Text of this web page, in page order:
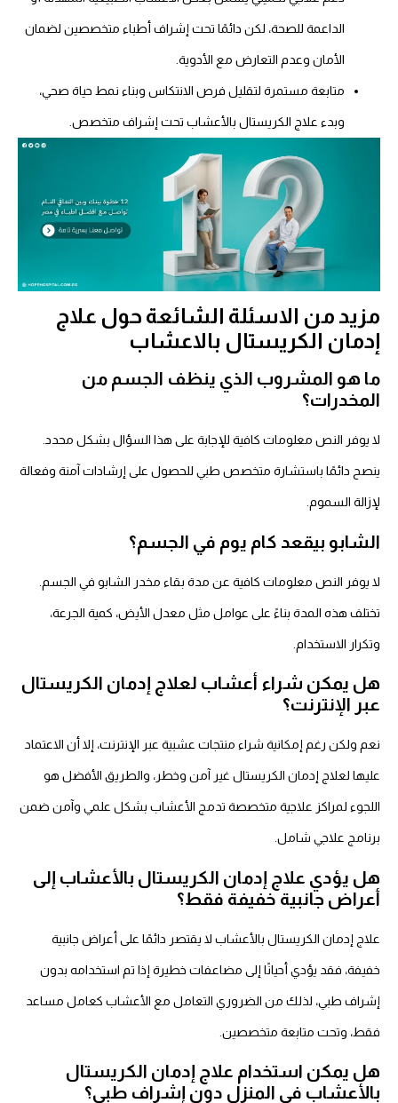
الداعمة للصحة، لكن دائمًا تحت إشراف أطباء متخصصين لضمان
الأمان وعدم التعارض مع الأدوية.
متابعة مستمرة لتقليل فرص الانتكاس وبناء نمط حياة صحي،
وبدء علاج الكريستال بالأعشاب تحت إشراف متخصص.
مزيد من الاسئلة الشائعة حول علاج
إدمان الكريستال بالاعشاب
ما هو المشروب الذي ينظف الجسم من
المخدرات؟
لا يوفر النص معلومات كافية للإجابة على هذا السؤال بشكل محدد.
ينصح دائمًا باستشارة متخصص طبي للحصول على إرشادات آمنة وفعالة
لإزالة السموم.
الشابو بيقعد كام يوم في الجسم؟
لا يوفر النص معلومات كافية عن مدة بقاء مخدر الشابو في الجسم.
تختلف هذه المدة بناءً على عوامل مثل معدل الأيض، كمية الجرعة،
وتكرار الاستخدام.
هل يمكن شراء أعشاب لعلاج إدمان الكريستال
عبر الإنترنت؟
نعم ولكن رغم إمكانية شراء منتجات عشبية عبر الإنترنت، إلا أن الاعتماد
عليها لعلاج إدمان الكريستال غير آمن وخطر، والطريق الأفضل هو
اللجوء لمراكز علاجية متخصصة تدمج الأعشاب بشكل علمي وآمن ضمن
برنامج علاجي شامل.
هل يؤدي علاج إدمان الكريستال بالأعشاب إلى
أعراض جانبية خفيفة فقط؟
علاج إدمان الكريستال بالأعشاب لا يقتصر دائمًا على أعراض جانبية
خفيفة، فقد يؤدي أحيانًا إلى مضاعفات خطيرة إذا تم استخدامه بدون
إشراف طبي، لذلك من الضروري التعامل مع الأعشاب كعامل مساعد
فقط، وتحت متابعة متخصصين.
هل يمكن استخدام علاج إدمان الكريستال
بالأعشاب في المنزل دون إشراف طبي؟